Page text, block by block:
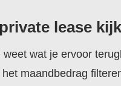
lease
wat je ervoor
maandbedrag